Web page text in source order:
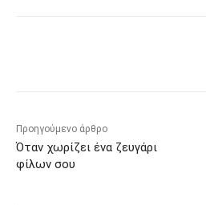
Προηγούμενο άρθρο
Όταν χωρίζει ένα ζευγάρι
φίλων σου